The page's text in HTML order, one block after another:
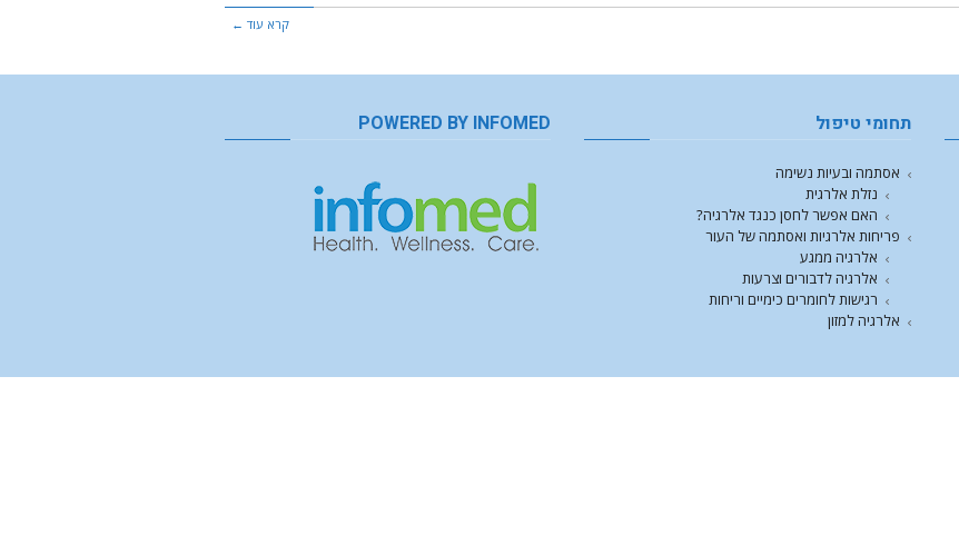
קרא עוד ←
תחומי טיפול
אסתמה ובעיות נשימה
נזלת אלרגית
האם אפשר לחסן כנגד אלרגיה?
פריחות אלרגיות ואסתמה של העור
אלרגיה ממגע
אלרגיה לדבורים וצרעות
רגישות לחומרים כימיים וריחות
אלרגיה למזון
POWERED BY INFOMED